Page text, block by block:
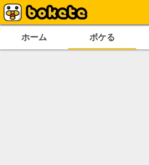
ホーム ボケる